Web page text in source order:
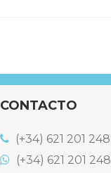
CONTACTO
(+34) 621 201 248
(+34) 621 201 248